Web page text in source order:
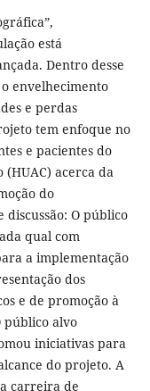
está
Dentro desse
envelhecimento
e perdas
tem enfoque no
e pacientes do
acerca da
do
discussão: O público
qual com
a implementação
dos
e de promoção à
público alvo
iniciativas para
do projeto. A
carreira de